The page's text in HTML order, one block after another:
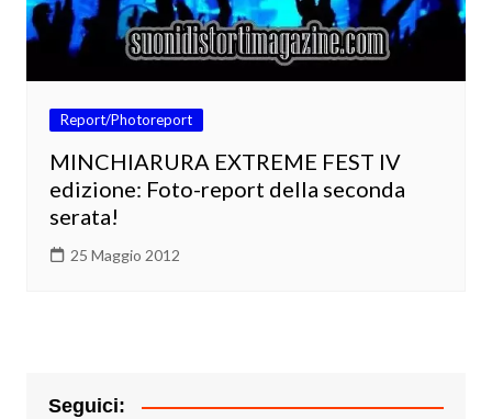
Report/Photoreport
MINCHIARURA EXTREME FEST IV
edizione: Foto-report della seconda
serata!
25 Maggio 2012
Seguici: